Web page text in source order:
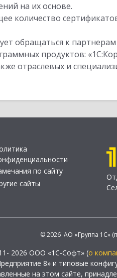
на их основе.
количество
обращаться к
продуктов:
отраслевых и
по сайту
сайты
© 2026 АО «Группа 1С»
2026 ООО «1С-Софт» (о
8» и типовые
на этом сайте,